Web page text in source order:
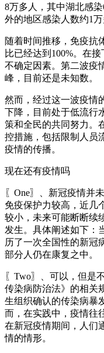
8万多人，其中湖北感
外的地区感染人数约1万
随着时间推移，免疫抗
比已经达到100%。在
不确定因素。第二波疫
峰，目前还是未知数。
然而，经过这一波疫情
下降，目前处于低流行
策和全民的共同努力。
控措施，包括限制人员
疫情的传播。
现在还有疫情吗
〖One〗、新冠疫情并
免疫保护力较高，近几
较小，未来可能断断续
发生。具体阐述如下：
历了一次全国性的新冠
部分人仍在康复之中。
〖Two〗、可以，但是
传染病防治法》的相关
生组织确认的传染病暴
而，在实践中，疫情往
在新冠疫情期间，人们
情的情形。